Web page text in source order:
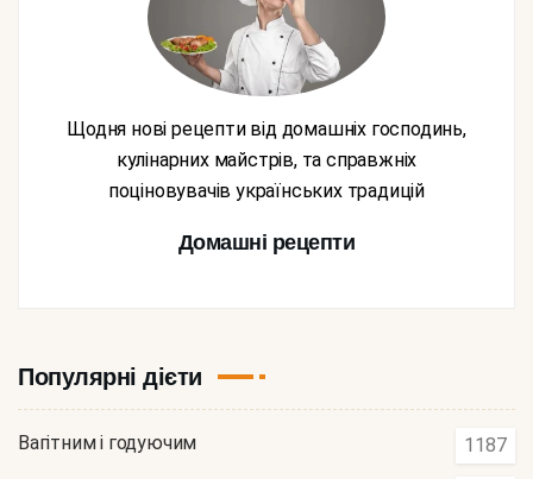
Щодня нові рецепти від домашніх господинь,
кулінарних майстрів, та справжніх
поціновувачів українських традицій
Домашні рецепти
Популярні дієти
Вагітним і годуючим 1187